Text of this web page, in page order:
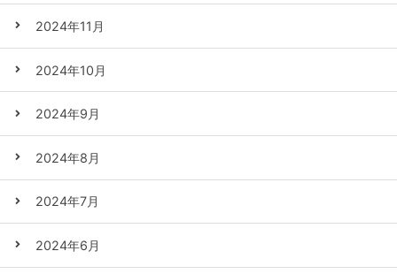
2024年11月
2024年10月
2024年9月
2024年8月
2024年7月
2024年6月